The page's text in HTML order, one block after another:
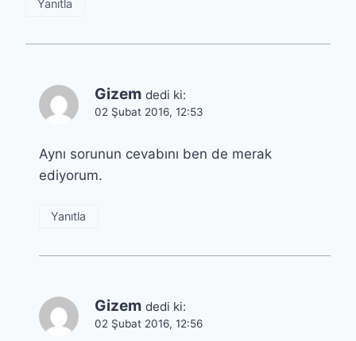
Yanıtla
Gizem dedi ki:
02 Şubat 2016, 12:53
Aynı sorunun cevabını ben de merak
ediyorum.
Yanıtla
Gizem dedi ki:
02 Şubat 2016, 12:56